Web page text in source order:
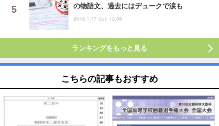
の物語文、過去にはデュークで涙も
2016.1.17 Sun 12:06
ランキングをもっと見る
こちらの記事もおすすめ